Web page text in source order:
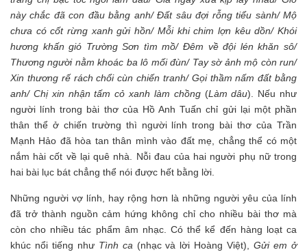
này chắc đã con đầu bằng anh/ Đất sâu đợi rỗng tiểu sành/ Mộ
chưa có cốt rừng xanh gửi hồn/ Mỗi khi chim lợn kêu dồn/ Khói
hương khấn gió Trường Sơn tìm mồ/ Đêm về đội lén khăn sô/
Thương người nằm khoác ba lô mối đùn/ Tay sờ ảnh mộ còn run/
Xin thương rế rách chổi cùn chiến tranh/ Gọi thầm nấm đất bằng
anh/ Chị xin nhận tấm cỏ xanh làm chồng(Làm dâu). Nếu như
người lính trong bài thơ của Hồ Anh Tuấn chỉ gửi lại một phần
thân thể ở chiến trường thì người lính trong bài thơ của Trần
Mạnh Hảo đã hòa tan thân mình vào đất mẹ, chẳng thể có một
nắm hài cốt về lại quê nhà. Nỗi đau của hai người phụ nữ trong
hai bài lục bát chẳng thể nói được hết bằng lời.
Những người vợ lính, hay rộng hơn là những người yêu của lính
đã trở thành nguồn cảm hứng không chỉ cho nhiều bài thơ mà
còn cho nhiều tác phẩm âm nhạc. Có thể kể đến hàng loạt ca
khúc nổi tiếng như Tình ca(nhạc và lời Hoàng Việt),Gửi em ở